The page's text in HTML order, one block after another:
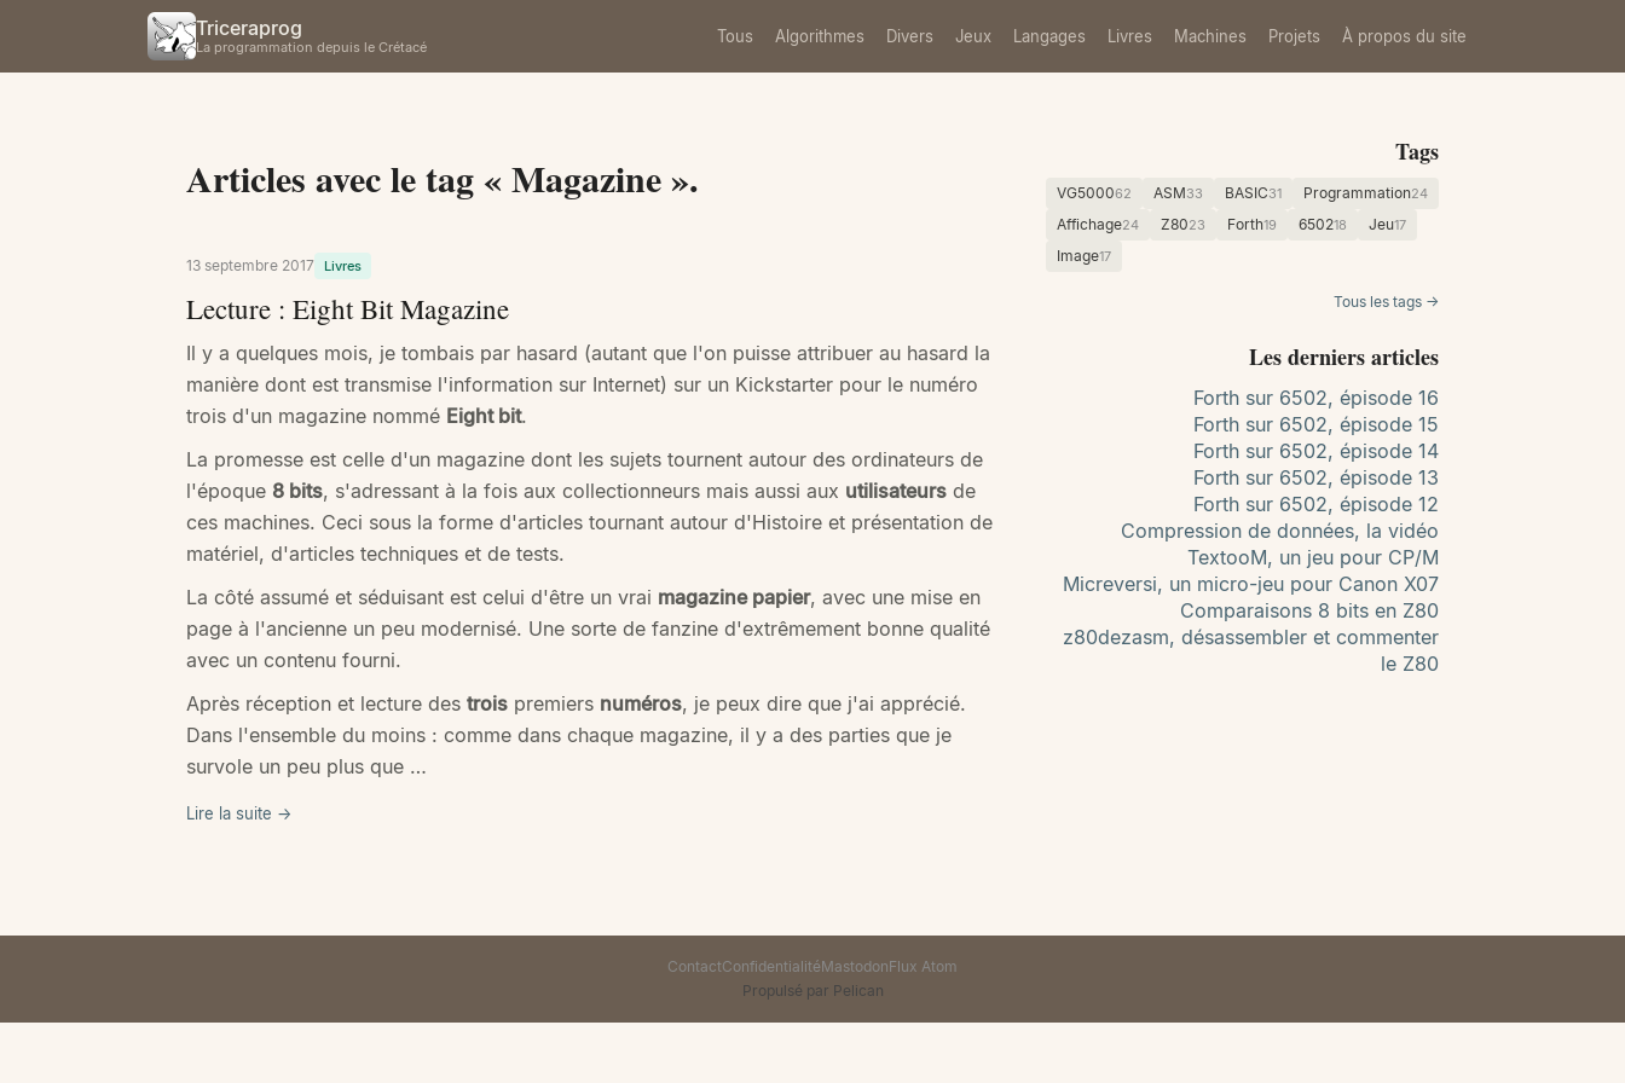
Triceraprog
La programmation depuis le Crétacé
Tous Algorithmes Divers Jeux Langages Livres Machines Projets À propos du site
Articles avec le tag « Magazine ».
13 septembre 2017 Livres
Lecture : Eight Bit Magazine
Il y a quelques mois, je tombais par hasard (autant que l'on puisse attribuer au hasard la
manière dont est transmise l'information sur Internet) sur un Kickstarter pour le numéro
trois d'un magazine nommé Eight bit.
La promesse est celle d'un magazine dont les sujets tournent autour des ordinateurs de
l'époque 8 bits, s'adressant à la fois aux collectionneurs mais aussi aux utilisateurs de
ces machines. Ceci sous la forme d'articles tournant autour d'Histoire et présentation de
matériel, d'articles techniques et de tests.
La côté assumé et séduisant est celui d'être un vrai magazine papier, avec une mise en
page à l'ancienne un peu modernisé. Une sorte de fanzine d'extrêmement bonne qualité
avec un contenu fourni.
Après réception et lecture des trois premiers numéros, je peux dire que j'ai apprécié.
Dans l'ensemble du moins : comme dans chaque magazine, il y a des parties que je
survole un peu plus que …
Lire la suite →
Tags
VG500062 ASM33 BASIC31 Programmation24
Affichage24 Z8023 Forth19 650218 Jeu17
Image17
Tous les tags →
Les derniers articles
Forth sur 6502, épisode 16
Forth sur 6502, épisode 15
Forth sur 6502, épisode 14
Forth sur 6502, épisode 13
Forth sur 6502, épisode 12
Compression de données, la vidéo
TextooM, un jeu pour CP/M
Micreversi, un micro-jeu pour Canon X07
Comparaisons 8 bits en Z80
z80dezasm, désassembler et commenter
le Z80
ContactConfidentialitéMastodonFlux Atom
Propulsé par Pelican